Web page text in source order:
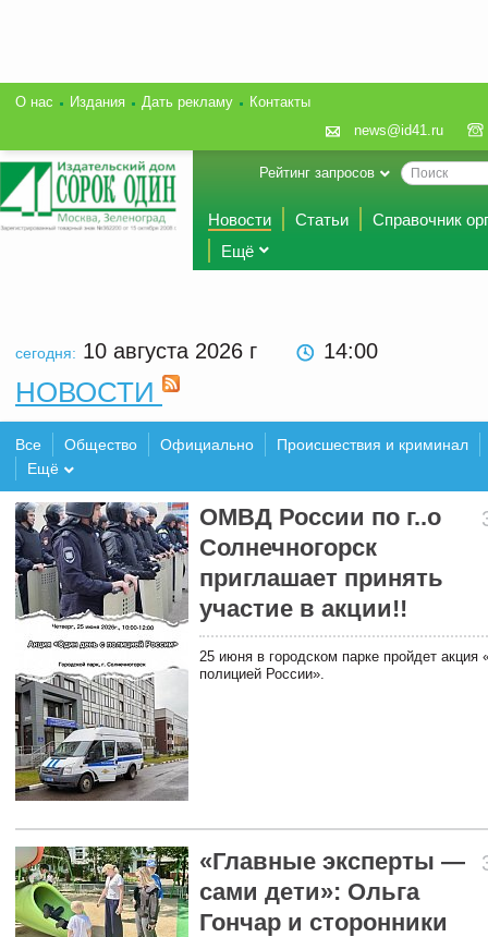
О нас Издания Дать рекламу
Контакты
news@id41.ru
Рейтинг запросов
Новости Статьи
Справочник
Ещё
сегодня: 10 августа 2026 г 14:00
НОВОСТИ
Все Общество Официально
Происшествия и криминал
Ещё
ОМВД России по г..о
Солнечногорск
приглашает принять
участие в акции!!
25 июня в городском парке пройдет акция
полицией России».
«Главные эксперты —
сами дети»: Ольга
Гончар и сторонники